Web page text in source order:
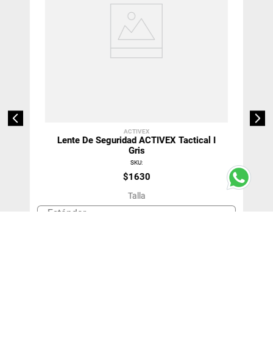
ACTIVEX
Lente De Seguridad ACTIVEX Tactical I
Gris
SKU:
$1630
Talla
Estándar